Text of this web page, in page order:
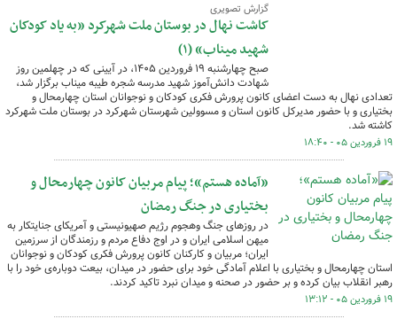
گزارش تصویری
کاشت نهال در بوستان ملت شهرکرد «به یاد کودکان
شهید میناب» (۱)
صبح چهارشنبه ۱۹ فروردین ۱۴۰۵، در آیینی که در چهلمین روز
شهادت دانش‌آموز شهید مدرسه شجره طیبه میناب برگزار شد،
تعدادی نهال به دست اعضای کانون پرورش فکری کودکان و نوجوانان استان چهارمحال و
بختیاری و با حضور مدیرکل کانون استان و مسوولین شهرستان شهرکرد در بوستان ملت شهرکرد
کاشته شد.
۱۹ فروردین ۰۵ - ۱۸:۴۰
«آماده هستم»؛ پیام مربیان کانون چهارمحال و
بختیاری در جنگ رمضان
در روزهای جنگ وهجوم رژیم صهیونیستی و آمریکای جنایتکار به
میهن اسلامی ایران و در اوج دفاع مردم و رزمندگان از سرزمین
ایران؛ مربیان و کارکنان کانون پرورش فکری کودکان و نوجوانان
استان چهارمحال و بختیاری با اعلام آمادگی خود برای حضور در میدان، بیعت دوباره‌ی خود را با
رهبر انقلاب بیان کرده و بر حضور در صحنه و میدان نبرد تاکید کردند.
۱۹ فروردین ۰۵ - ۱۳:۱۲